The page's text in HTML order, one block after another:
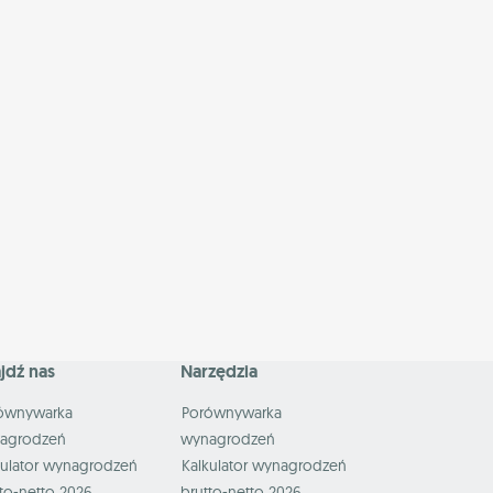
nas
wynagrodzeń
Narzędzia
Porównywarka
wynagrodzeń
Kalkulator wynagrodzeń